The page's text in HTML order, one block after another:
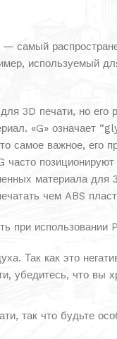
используемый
3D печати, но
«G» означает
самое важное, его
часто
материала для
чем ABS
при использовании
Так как это
убедитесь, что вы
так что будьте